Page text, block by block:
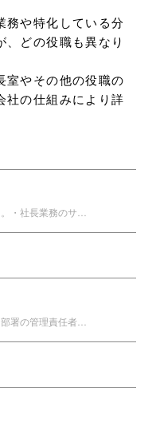
務や特化している分
どの役職も異なり
室やその他の役職の
社の仕組みにより詳